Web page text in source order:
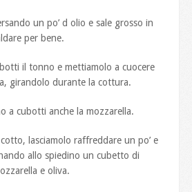
un po’ d olio e sale grosso in
per bene.
il tonno e mettiamolo a cuocere
girandolo durante la cottura.
a cubotti anche la mozzarella.
lasciamolo raffreddare un po’ e
allo spiedino un cubetto di
e oliva.